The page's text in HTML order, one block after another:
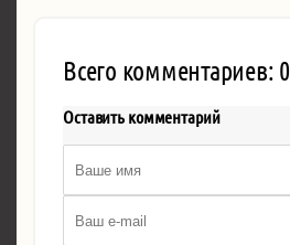
Всего комментариев: 0
Оставить комментарий